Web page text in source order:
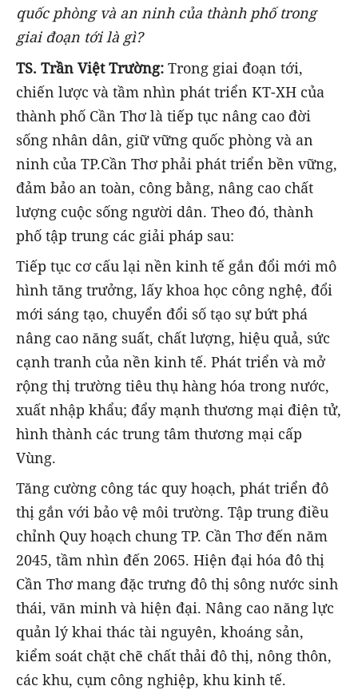
quốc phòng và an ninh của thành phố trong
giai đoạn tới là gì?
TS. Trần Việt Trường: Trong giai đoạn tới,
chiến lược và tầm nhìn phát triển KT-XH của
thành phố Cần Thơ là tiếp tục nâng cao đời
sống nhân dân, giữ vững quốc phòng và an
ninh của TP.Cần Thơ phải phát triển bền vững,
đảm bảo an toàn, công bằng, nâng cao chất
lượng cuộc sống người dân. Theo đó, thành
phố tập trung các giải pháp sau:
Tiếp tục cơ cấu lại nền kinh tế gắn đổi mới mô
hình tăng trưởng, lấy khoa học công nghệ, đổi
mới sáng tạo, chuyển đổi số tạo sự bứt phá
nâng cao năng suất, chất lượng, hiệu quả, sức
cạnh tranh của nền kinh tế. Phát triển và mở
rộng thị trường tiêu thụ hàng hóa trong nước,
xuất nhập khẩu; đẩy mạnh thương mại điện tử,
hình thành các trung tâm thương mại cấp
Vùng.
Tăng cường công tác quy hoạch, phát triển đô
thị gắn với bảo vệ môi trường. Tập trung điều
chỉnh Quy hoạch chung TP. Cần Thơ đến năm
2045, tầm nhìn đến 2065. Hiện đại hóa đô thị
Cần Thơ mang đặc trưng đô thị sông nước sinh
thái, văn minh và hiện đại. Nâng cao năng lực
quản lý khai thác tài nguyên, khoáng sản,
kiểm soát chặt chẽ chất thải đô thị, nông thôn,
các khu, cụm công nghiệp, khu kinh tế.